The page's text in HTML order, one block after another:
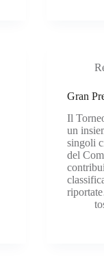
Gran
Il
un
singoli
del